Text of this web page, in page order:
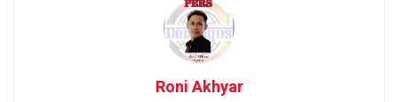
Roni Akhyar